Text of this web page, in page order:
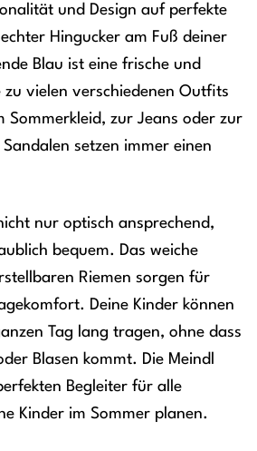
und Design auf perfekte
Hingucker am Fuß deiner
Blau ist eine frische und
zu vielen verschiedenen Outfits
Sommerkleid, zur Jeans oder zur
setzen immer einen
nur optisch ansprechend,
bequem. Das weiche
Riemen sorgen für
Deine Kinder können
Tag lang tragen, ohne dass
Blasen kommt. Die Meindl
Begleiter für alle
Kinder im Sommer planen.